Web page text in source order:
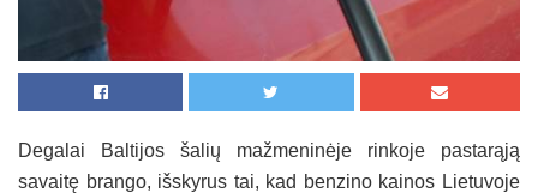
Degalai Baltijos šalių mažmeninėje rinkoje pastarąją
savaitę brango, išskyrus tai, kad benzino kainos Lietuvoje